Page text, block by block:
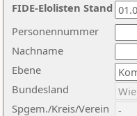
Nachname
Ebene
Personennummer
Bundesland
Spgem./Kreis/Verein
FIDE-Elolisten Stand